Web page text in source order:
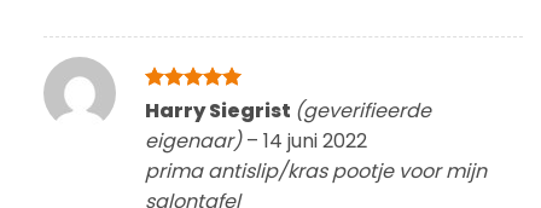
Gewaardeerd
uit 5
Harry Siegrist (geverifieerde
eigenaar) – 14 juni 2022
prima antislip/kras pootje voor mijn
salontafel